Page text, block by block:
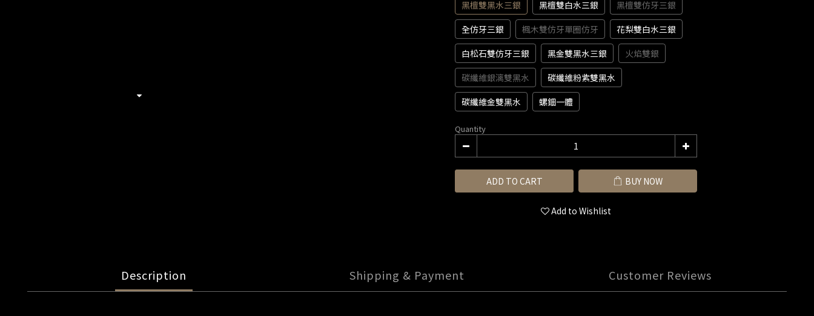
黑檀雙黑水三銀 黑檀雙白水三銀
黑檀雙仿牙三銀
全仿牙三銀
楓木雙仿牙單圈仿牙
花梨雙白水三銀
白松石雙仿牙三銀
黑金雙黑水三銀
火焰雙銀
碳纖維銀漓雙黑水
碳纖維粉紫雙黑水
碳纖維金雙黑水
螺鈿一體
Quantity
ADD TO CART BUY NOW
Add to Wishlist
Description Shipping & Payment Customer Reviews